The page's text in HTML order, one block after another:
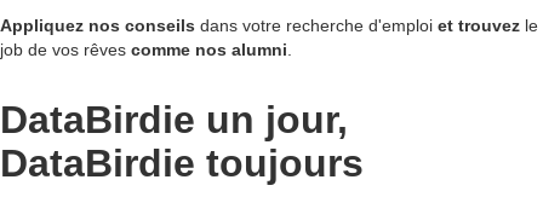
Appliquez nos conseils dans votre recherche d'emploi et trouvez le
job de vos rêves comme nos alumni
DataBirdie un jour,
DataBirdie toujours